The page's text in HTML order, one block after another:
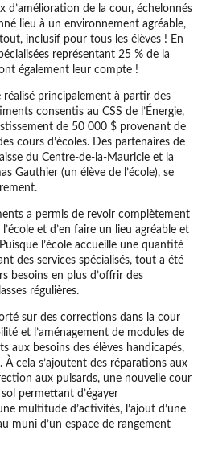
d’amélioration de la cour, échelonnés
lieu à un environnement agréable,
inclusif pour tous les élèves ! En
représentant 25 % de la
également leur compte !
principalement à partir des
consentis au CSS de l’Énergie,
de 50 000 $ provenant de
cours d’écoles. Des partenaires de
du Centre-de-la-Mauricie et la
Gauthier (un élève de l’école), se
a permis de revoir complètement
et d’en faire un lieu agréable et
l’école accueille une quantité
des services spécialisés, tout a été
besoins en plus d’offrir des
régulières.
sur des corrections dans la cour
et l’aménagement de modules de
aux besoins des élèves handicapés,
cela s’ajoutent des réparations aux
aux puisards, une nouvelle cour
permettant d’égayer
multitude d’activités, l’ajout d’une
muni d’un espace de rangement